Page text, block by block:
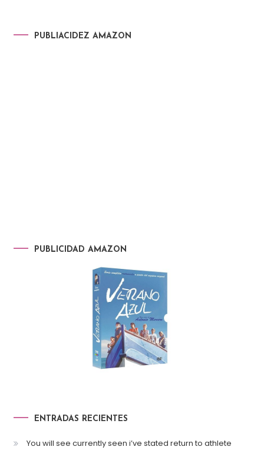
PUBLIACIDEZ AMAZON
PUBLICIDAD AMAZON
ENTRADAS RECIENTES
You will see currently seen i’ve stated return to athlete